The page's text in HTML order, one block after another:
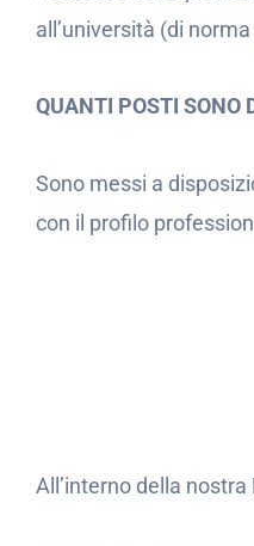
all’università (di
QUANTI POSTI SONO
Sono messi a
con il profilo
All’interno della